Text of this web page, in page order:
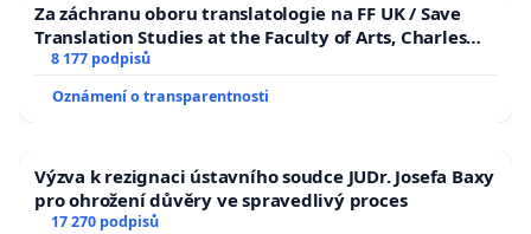
Za záchranu oboru translatologie na FF UK / Save
Translation Studies at the Faculty of Arts, Charles
University
8 177 podpisů
Oznámení o transparentnosti
Výzva k rezignaci ústavního soudce JUDr. Josefa Baxy
pro ohrožení důvěry ve spravedlivý proces
17 270 podpisů